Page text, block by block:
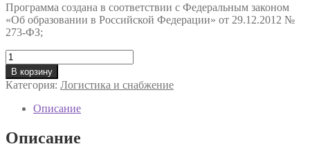
Программа создана в соответствии с Федеральным законом
«Об образовании в Российской Федерации» от 29.12.2012 №
273-ФЗ;
Количество
товара
Профессиональная
переподготовка
«ДАО
Вашего
склада
(бережливый
В корзину
Категория: Логистика и снабжение
Описание
Описание